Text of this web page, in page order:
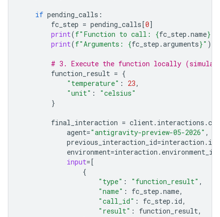
if pending_calls :
fc_step = pending_calls[0]
print(f"Function to call: {fc_step .name}
print(f"Arguments: {fc_step .arguments}" )
# 3. Execute the function locally
function_result = {
"temperature" : 23,
"unit" :
"celsius"
}
final_interaction = client. interactions .
agent="antigravity-preview-05-2026" ,
previous_interaction_id=interaction . id
environment=interaction . environment_id
input=[
{
"type" : "function_result" ,
"name" : fc_step .name,
"call_id" : fc_step . id,
"result" : function_result,